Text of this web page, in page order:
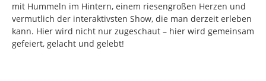
mit Hummeln im Hintern, einem riesengroßen Herzen und
vermutlich der interaktivsten Show, die man derzeit erleben
kann. Hier wird nicht nur zugeschaut – hier wird gemeinsam
gefeiert, gelacht und gelebt!